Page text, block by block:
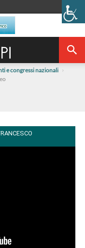
e congressi nazionali